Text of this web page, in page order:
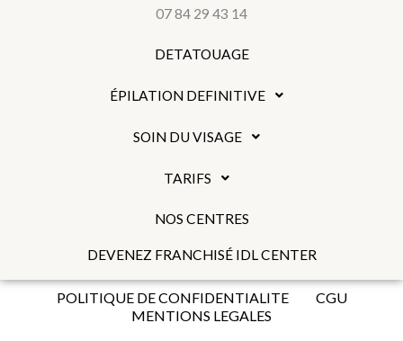
07 84 29 43 14
DETATOUAGE
ÉPILATION DEFINITIVE
SOIN DU VISAGE
TARIFS
NOS CENTRES
DEVENEZ FRANCHISÉ IDL CENTER
POLITIQUE DE CONFIDENTIALITE
CGU
MENTIONS LEGALES